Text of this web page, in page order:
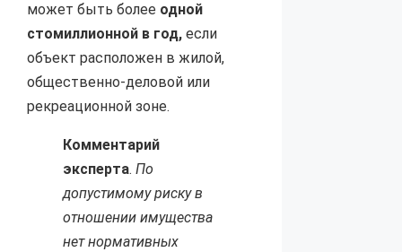
может быть более одной
стомиллионной в год, если
объект расположен в жилой,
общественно-деловой или
рекреационной зоне.
Комментарий
эксперта. По
допустимому риску в
отношении имущества
нет нормативных